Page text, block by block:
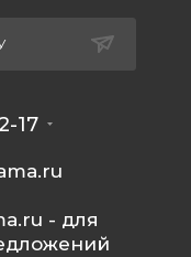
17
- для